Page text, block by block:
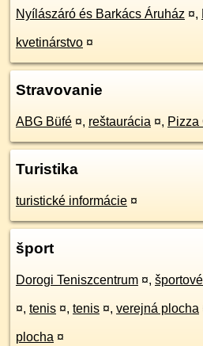
Nyílászáró és Barkács Áruház ¤,
kvetinárstvo ¤
Stravovanie
ABG Büfé ¤, reštaurácia ¤, Pizza
Turistika
turistické informácie ¤
šport
Dorogi Teniszcentrum ¤,
¤, tenis ¤, tenis ¤, verejná plocha
plocha ¤